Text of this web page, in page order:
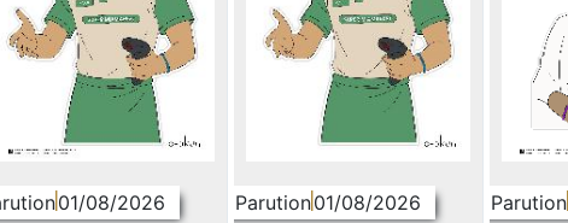
01/08/2026 Parution01/08/2026 Parution